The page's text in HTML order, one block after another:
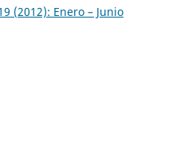
(2012): Enero – Junio